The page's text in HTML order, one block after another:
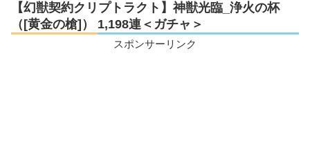
【幻獣契約クリプトラクト】神獣光臨_浄火の杯
（[黄金の槍]） 1,198連＜ガチャ＞
スポンサーリンク